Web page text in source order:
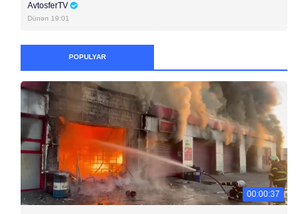
AvtosferTV
Dünən 19:01
POPULYAR
00:00:37